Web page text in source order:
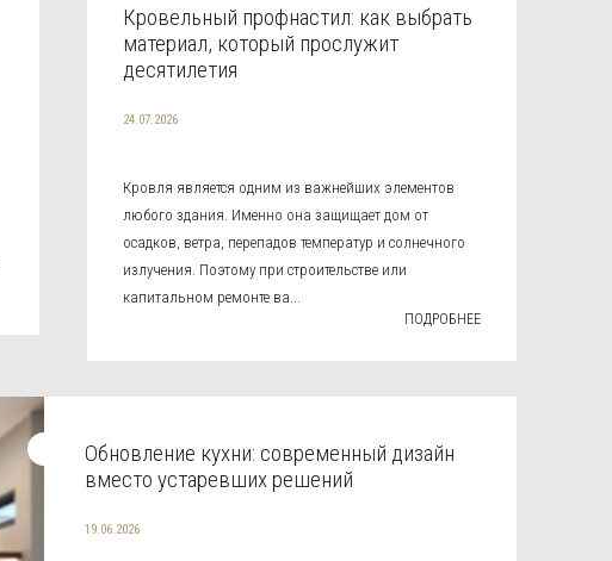
Кровельный профнастил: как выбрать
материал, который прослужит
десятилетия
24.07.2026
Кровля является одним из важнейших элементов
любого здания. Именно она защищает дом от
осадков, ветра, перепадов температур и солнечного
излучения. Поэтому при строительстве или
капитальном ремонте ва...
ПОДРОБНЕЕ
Обновление кухни: современный дизайн
вместо устаревших решений
19.06.2026